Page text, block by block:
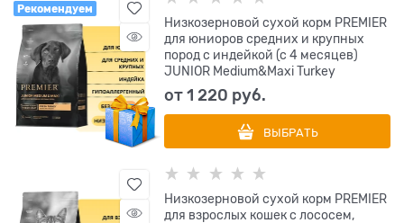
Рекомендуем
Низкозерновой сухой корм PREMIER
для юниоров средних и крупных
пород с индейкой (с 4 месяцев)
JUNIOR Medium&Maxi Turkey
от1 220 руб.
ВЫБРАТЬ
Низкозерновой сухой корм PREMIER
для взрослых кошек с лососем,